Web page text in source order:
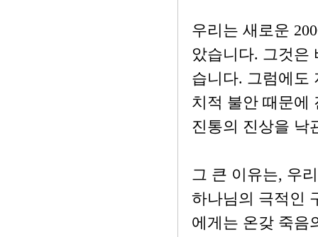
우리는 새로운
았습니다. 그것은
습니다. 그럼에도
치적 불안 때문에
진통의 진상을 낙
그 큰 이유는, 우
하나님의 극적인
에게는 온갖 죽음